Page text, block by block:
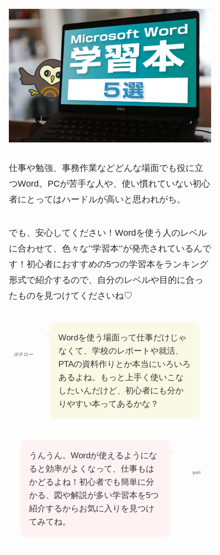
仕事や勉強、事務作業などどんな場面でも役に立
つWord。PCが苦手な人や、使い慣れていない初心
者にとってはハードルが高いと思われがち。
でも、安心してください！Wordを使う人のレベル
に合わせて、色々な’’学習本’’が発売されているんで
す！初心者におすすめの5つの学習本をランキング
形式で紹介するので、自分のレベルや目的に合っ
たものを見つけてくださいね♡
ポチロー
Wordを使う場面って仕事だけじゃ
なくて、学校のレポートや就活、
PTAの資料作りとか本当にいろいろ
あるよね。もっと上手く使いこな
したいんだけど、初心者にも分か
りやすい本ってあるかな？
yuri
うんうん。Wordが使えるようにな
ると効率がよくなって、仕事もは
かどるよね！初心者でも簡単に分
かる、図や解説が多い学習本を5つ
紹介するからお気に入りを見つけ
てみてね。